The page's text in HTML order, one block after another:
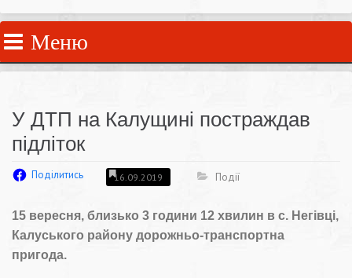
Меню
У ДТП на Калущині постраждав
підліток
Поділитись 16.09.2019 Події
15 вересня, близько 3 години 12 хвилин в с. Негівці,
Калуського району дорожньо-транспортна
пригода.